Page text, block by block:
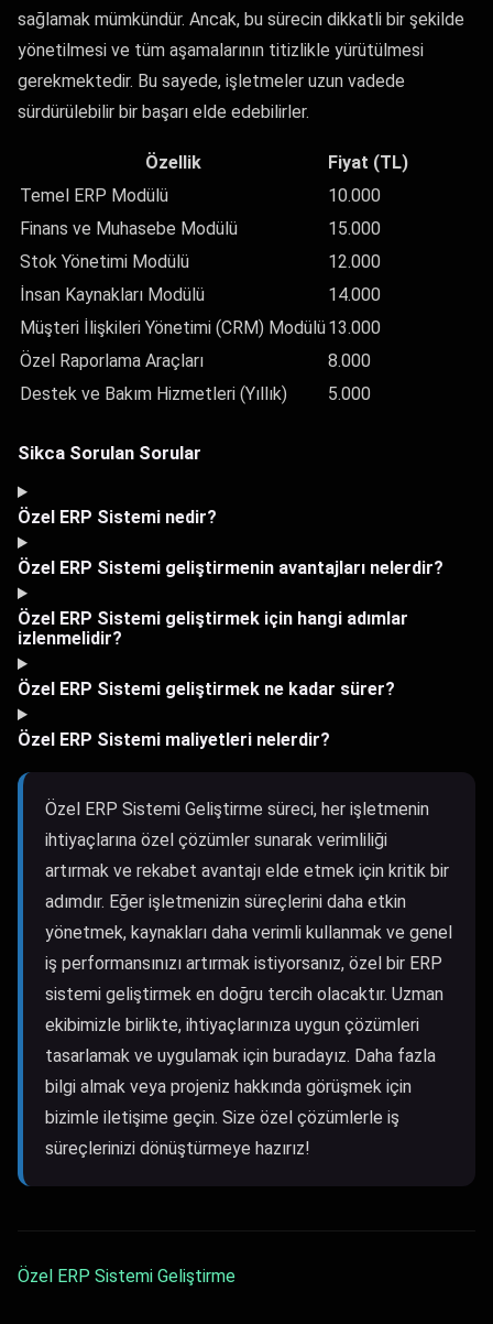
sağlamak mümkündür. Ancak, bu sürecin dikkatli bir şekilde
yönetilmesi ve tüm aşamalarının titizlikle yürütülmesi
gerekmektedir. Bu sayede, işletmeler uzun vadede
sürdürülebilir bir başarı elde edebilirler.
Özellik
Fiyat (TL)
Temel ERP Modülü
10.000
Finans ve Muhasebe Modülü
15.000
Stok Yönetimi Modülü
12.000
İnsan Kaynakları Modülü
14.000
Müşteri İlişkileri Yönetimi (CRM) Modülü13.000
Özel Raporlama Araçları
8.000
Destek ve Bakım Hizmetleri (Yıllık)
5.000
Sikca Sorulan Sorular
Özel ERP Sistemi nedir?
Özel ERP Sistemi geliştirmenin avantajları nelerdir?
Özel ERP Sistemi geliştirmek için hangi adımlar
izlenmelidir?
Özel ERP Sistemi geliştirmek ne kadar sürer?
Özel ERP Sistemi maliyetleri nelerdir?
Özel ERP Sistemi Geliştirme süreci, her işletmenin
ihtiyaçlarına özel çözümler sunarak verimliliği
artırmak ve rekabet avantajı elde etmek için kritik bir
adımdır. Eğer işletmenizin süreçlerini daha etkin
yönetmek, kaynakları daha verimli kullanmak ve genel
iş performansınızı artırmak istiyorsanız, özel bir ERP
sistemi geliştirmek en doğru tercih olacaktır. Uzman
ekibimizle birlikte, ihtiyaçlarınıza uygun çözümleri
tasarlamak ve uygulamak için buradayız. Daha fazla
bilgi almak veya projeniz hakkında görüşmek için
bizimle iletişime geçin. Size özel çözümlerle iş
süreçlerinizi dönüştürmeye hazırız!
Özel ERP Sistemi Geliştirme